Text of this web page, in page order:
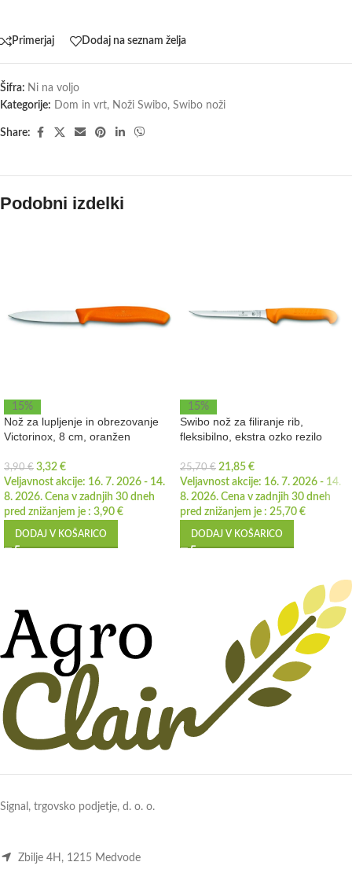
Primerjaj Dodaj na seznam želja
Šifra: Ni na voljo
Kategorije: Dom in vrt, Noži Swibo, Swibo noži
Share:
Podobni izdelki
15%
Nož za lupljenje in obrezovanje
Victorinox, 8 cm, oranžen
3,90€ 3,32 €
Veljavnost akcije: 16. 7. 2026 - 14.
8. 2026. Cena v zadnjih 30 dneh
pred znižanjem je : 3,90 €
DODAJ V KOŠARICO
15%
Swibo nož za filiranje rib,
fleksibilno, ekstra ozko rezilo
25,70€ 21,85 €
Veljavnost akcije: 16. 7. 2026 - 14.
8. 2026. Cena v zadnjih 30 dneh
pred znižanjem je : 25,70 €
DODAJ V KOŠARICO
Signal, trgovsko podjetje, d. o. o.
Zbilje 4H, 1215 Medvode